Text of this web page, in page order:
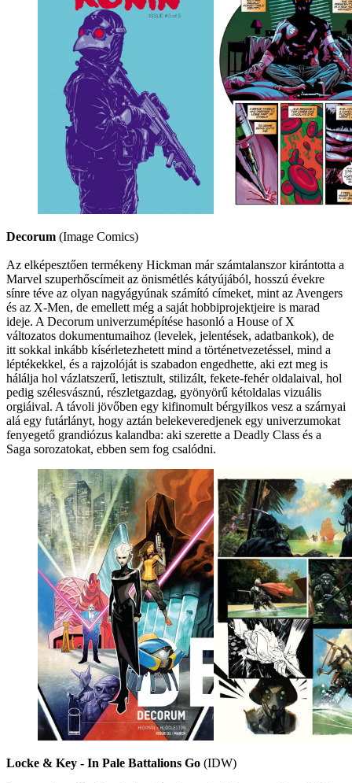
Decorum (Image Comics)
Az elképesztően termékeny Hickman már számtalanszor kirántotta a
Marvel szuperhőscímeit az önismétlés kátyújából, hosszú évekre
sínre téve az olyan nagyágyúnak számító címeket, mint az Avengers
és az X-Men, de emellett még a saját hobbiprojektjeire is marad
ideje. A Decorum univerzumépítése hasonló a House of X
változatos dokumentumaihoz (levelek, jelentések, adatbankok), de
itt sokkal inkább kísérletezhetett mind a történetvezetéssel, mind a
léptékekkel, és a rajzolóját is szabadon engedhette, aki ezt meg is
hálálja hol vázlatszerű, letisztult, stilizált, fekete-fehér oldalaival, hol
pedig szélesvásznú, részletgazdag, gyönyörű kétoldalas vizuális
orgiáival. A távoli jövőben egy kifinomult bérgyilkos vesz a szárnyai
alá egy futárlányt, hogy aztán belekeveredjenek egy univerzumokat
fenyegető grandiózus kalandba: aki szerette a Deadly Class és a
Saga sorozatokat, ebben sem fog csalódni.
Locke & Key - In Pale Battalions Go (IDW)